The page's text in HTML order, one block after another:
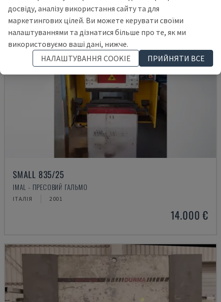
SMALL 835/25
IMAL - ПРЕСОВИЙ ГАЛЬМО
ІТАЛІЯ 2001
14.000 €
досвіду, аналізу використання сайту та для
маркетингових цілей. Ви можете керувати своїми
налаштуваннями та дізнатися більше про те, як ми
використовуємо ваші дані, нижче.
НАЛАШТУВАННЯ COOKIE
ПРИЙНЯТИ ВСЕ